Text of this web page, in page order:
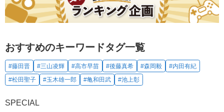
おすすめのキーワードタグ一覧
#藤田晋 #三山凌輝 #高市早苗 #後藤真希 #森岡毅
#内田有紀
#松田聖子
#玉木雄一郎 #亀和田武 #池上彰
SPECIAL